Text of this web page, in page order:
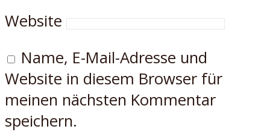
Website
Name, E-Mail-Adresse und
Website in diesem Browser für
meinen nächsten Kommentar
speichern.